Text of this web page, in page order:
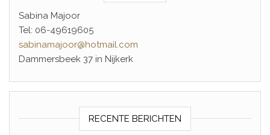
Sabina Majoor
Tel: 06-49619605
sabinamajoor@hotmail.com
Dammersbeek 37 in Nijkerk
RECENTE BERICHTEN